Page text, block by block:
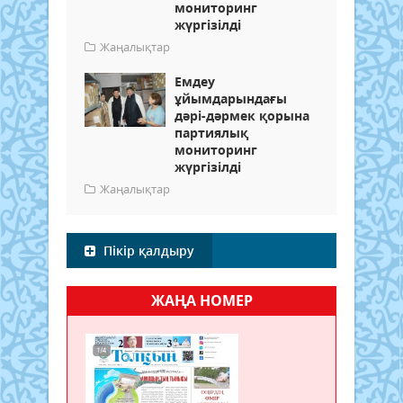
мониторинг
жүргізілді
Жаңалықтар
Емдеу
ұйымдарындағы
дәрі-дәрмек қорына
партиялық
мониторинг
жүргізілді
Жаңалықтар
Пікір қалдыру
ЖАҢА НОМЕР